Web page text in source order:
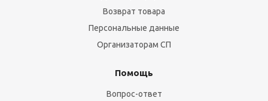
Возврат товара
Персональные данные
Организаторам СП
Помощь
Вопрос-ответ